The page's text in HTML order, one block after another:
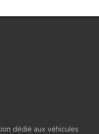
dédié aux véhicules